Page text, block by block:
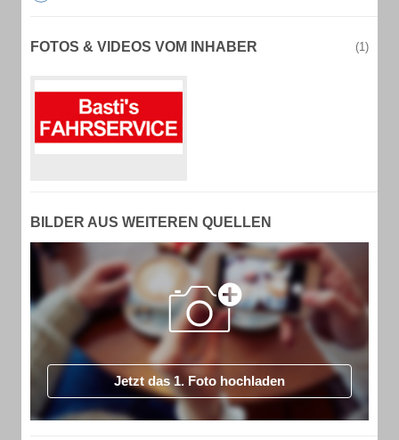
FOTOS & VIDEOS VOM INHABER (1)
BILDER AUS WEITEREN QUELLEN
Jetzt das 1. Foto hochladen